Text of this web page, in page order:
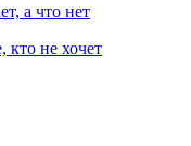
а что нет
кто не хочет